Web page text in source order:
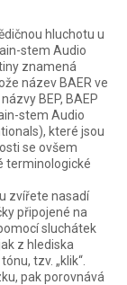
hluchotu u
stem Audio
znamená
název BAER ve
BEP, BAEP
stem Audio
které jsou
se ovšem
terminologické
zvířete nasadí
připojené na
sluchátek
z hlediska
tzv. „klik“.
pak porovnává